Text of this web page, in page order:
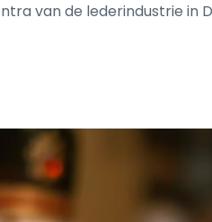
van de lederindustrie in